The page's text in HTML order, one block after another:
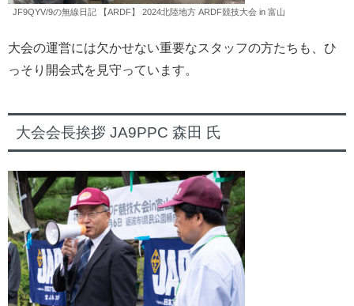
JF9QYV/9の無線日記 【ARDF】 2024北陸地方 ARDF競技大会 in 富山
大会の運営には欠かせない重要なスタッフの方たちも、ひ
っそり開会式を見守っています。
大会会長挨拶 JA9PPC 森田 氏